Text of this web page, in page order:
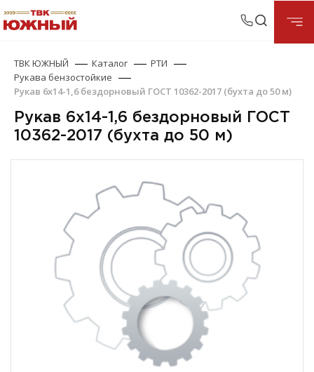
ТВК ЮЖНЫЙ Каталог
РТИ
Рукава бензостойкие
Рукав 6х14-1,6 бездорновый ГОСТ 10362-2017 (бухта до 50 м)
Рукав 6х14-1,6 бездорновый ГОСТ
10362-2017 (бухта до 50 м)